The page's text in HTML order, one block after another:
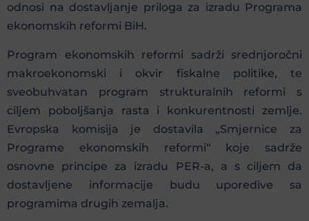
odnosi na dostavljanje priloga za izradu Programa
ekonomskih reformi BiH.
Program ekonomskih reformi sadrži srednjoročni
makroekonomski i okvir fiskalne politike, te
sveobuhvatan program strukturalnih reformi s
ciljem poboljšanja rasta i konkurentnosti zemlje.
Evropska komisija je dostavila „Smjernice za
Programe ekonomskih reformi“ koje sadrže
osnovne principe za izradu PER-a, a s ciljem da
dostavljene informacije budu uporedive sa
programima drugih zemalja.